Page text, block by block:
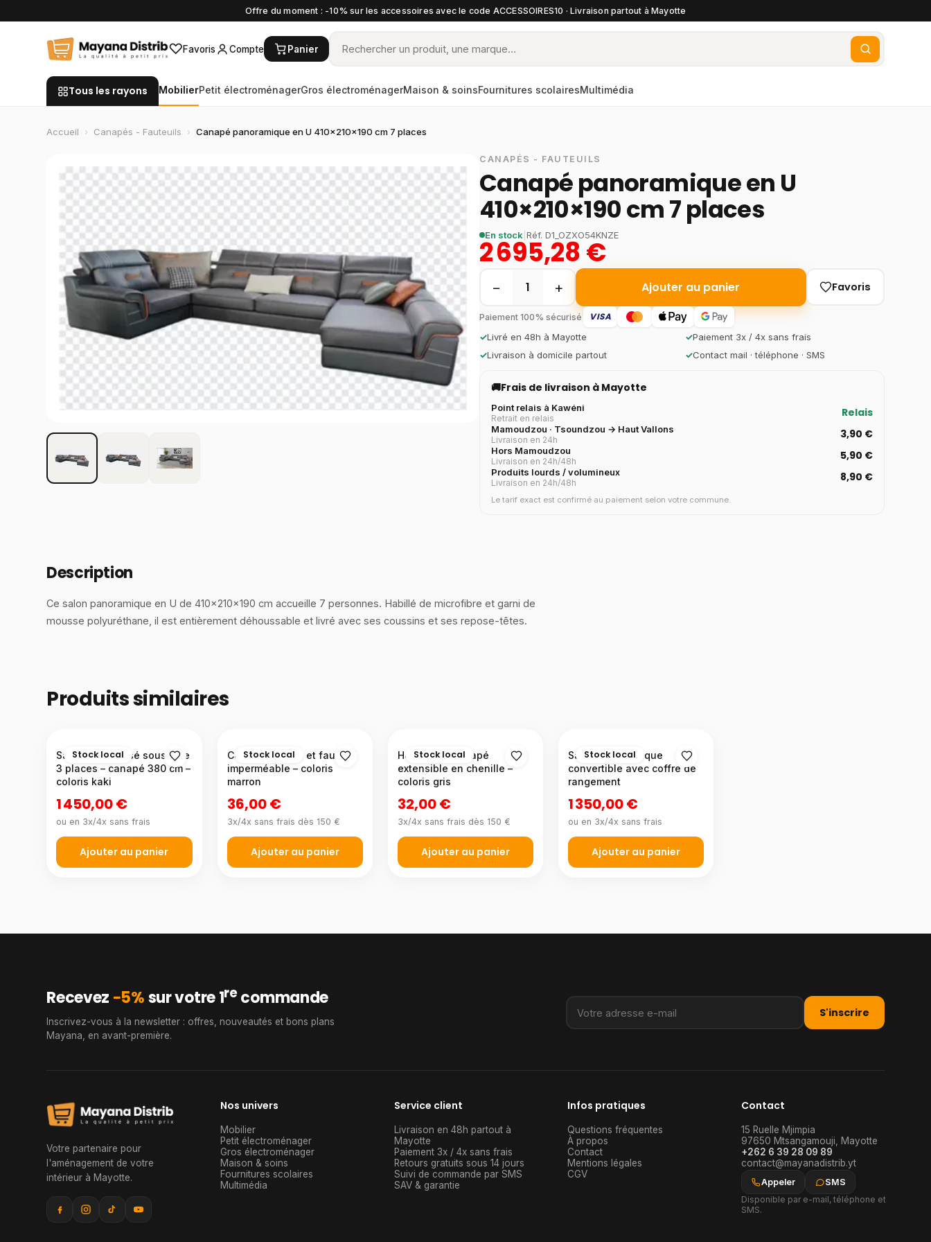
Offre du moment : -10% sur les accessoires avec le code ACCESSOIRES10 · Livraison partout à Mayotte
♡Favoris Compte Panier
Tous les rayons MobilierPetit électroménagerGros électroménagerMaison & soinsFournitures scolairesMultimédia
Accueil › Canapés - Fauteuils › Canapé panoramique en U 410×210×190 cm 7 places
CANAPÉS - FAUTEUILS
Canapé panoramique en U
410×210×190 cm 7 places
En stock Réf. D1_OZXO54KNZE
2 695,28 €
− 1 + Ajouter au panier Favoris
Paiement 100% sécurisé VISA
✓Livré en 48h à Mayotte ✓Paiement 3x / 4x sans frais
✓Livraison à domicile partout ✓Contact mail · téléphone · SMS
🚚Frais de livraison à Mayotte
Point relais à Kawéni
Retrait en relais Relais
Mamoudzou · Tsoundzou → Haut Vallons
Livraison en 24h 3,90 €
Hors Mamoudzou
Livraison en 24h/48h 5,90 €
Produits lourds / volumineux
Livraison en 24h/48h 8,90 €
Le tarif exact est confirmé au paiement selon votre commune.
Description
Ce salon panoramique en U de 410×210×190 cm accueille 7 personnes. Habillé de microfibre et garni de
mousse polyuréthane, il est entièrement déhoussable et livré avec ses coussins et ses repose-têtes.
Produits similaires
Stock local
Salon compressé sous vide
3 places – canapé 380 cm –
coloris kaki
1 450,00 €
ou en 3x/4x sans frais
Ajouter au panier
Stock local
Couvre-canapé et fauteuil
imperméable – coloris
marron
36,00 €
3x/4x sans frais dès 150 €
Ajouter au panier
Stock local
Housse de canapé
extensible en chenille –
coloris gris
32,00 €
3x/4x sans frais dès 150 €
Ajouter au panier
Stock local
Salon panoramique
convertible avec coffre de
rangement
1 350,00 €
ou en 3x/4x sans frais
Ajouter au panier
Recevez −5%sur votre 1recommande
Inscrivez-vous à la newsletter : offres, nouveautés et bons plans
Mayana, en avant-première.
S'inscrire
Votre partenaire pour
l'aménagement de votre
intérieur à Mayotte.
Nos univers
Mobilier
Petit électroménager
Gros électroménager
Maison & soins
Fournitures scolaires
Multimédia
Service client
Livraison en 48h partout à
Mayotte
Paiement 3x / 4x sans frais
Retours gratuits sous 14 jours
Suivi de commande par SMS
SAV & garantie
Infos pratiques
Questions fréquentes
À propos
Contact
Mentions légales
CGV
Contact
15 Ruelle Mjimpia
97650 Mtsangamouji
Mayotte
+262 6 39 28 09 89
contact@mayanadistrib.yt
Appeler
SMS
Disponible par e-mail, téléphone et
SMS.